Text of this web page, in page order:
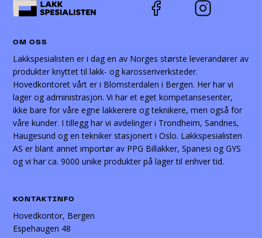
OM OSS
Lakkspesialisten er i dag en av Norges største leverandører av
produkter knyttet til lakk- og karosseriverksteder.
Hovedkontoret vårt er i Blomsterdalen i Bergen. Her har vi
lager og administrasjon. Vi har et eget kompetansesenter,
ikke bare for våre egne lakkerere og teknikere, men også for
våre kunder. I tillegg har vi avdelinger i Trondheim, Sandnes,
Haugesund og en tekniker stasjonert i Oslo. Lakkspesialisten
AS er blant annet importør av PPG Billakker, Spanesi og GYS
og vi har ca. 9000 unike produkter på lager til enhver tid.
KONTAKTINFO
Hovedkontor, Bergen
Espehaugen 48